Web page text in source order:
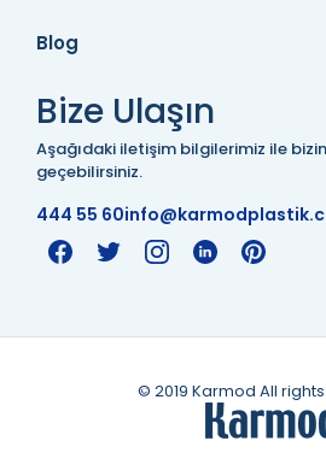
Bize Ulaşın
Aşağıdaki iletişim bilgilerimiz ile
geçebilirsiniz.
444 55 60
Blog
© 2019 Karmod All